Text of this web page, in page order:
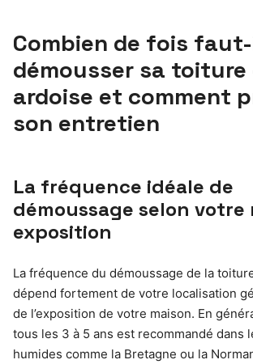
Combien de fois
démousser sa toiture
ardoise et comment
son entretien
La fréquence idéale de
démoussage selon
exposition
La fréquence du démoussage de la
dépend fortement de votre localisation
de l’exposition de votre maison. En
tous les 3 à 5 ans est recommandé dans
humides comme la Bretagne ou la